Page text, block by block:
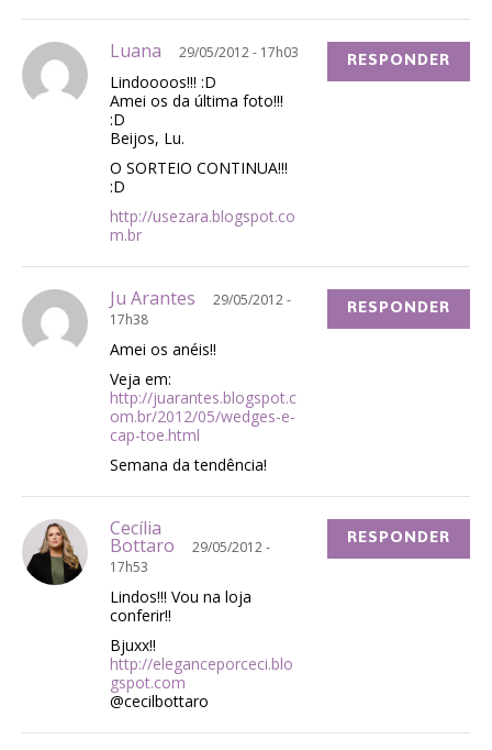
Luana 29/05/2012 - 17h03
Lindoooos!!! :D
Amei os da última foto!!!
:D
Beijos, Lu.
O SORTEIO CONTINUA!!!
:D
http://usezara.blogspot.co
m.br
RESPONDER
Ju Arantes
29/05/2012 -
17h38
Amei os anéis!!
Veja em:
http://juarantes.blogspot.c
om.br/2012/05/wedges-e-
cap-toe.html
Semana da tendência!
RESPONDER
Cecília
Bottaro
29/05/2012 -
17h53
Lindos!!! Vou na loja
conferir!!
Bjuxx!!
http://eleganceporceci.blo
gspot.com
@cecilbottaro
RESPONDER